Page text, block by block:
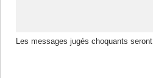
Les messages jugés choquants